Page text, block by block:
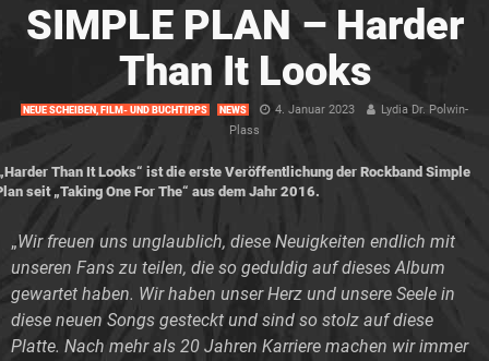
SIMPLE PLAN – Harder
Than It Looks
NEUE SCHEIBEN, FILM- UND BUCHTIPPS NEWS 4. Januar 2023
Lydia Dr. Polwin-
Plass
Than It Looks“ ist die erste Veröffentlichung der Rockband Simple
seit „Taking One For The“ aus dem Jahr 2016.
„Wir freuen uns unglaublich, diese Neuigkeiten endlich mit
unseren Fans zu teilen, die so geduldig auf dieses Album
gewartet haben. Wir haben unser Herz und unsere Seele in
diese neuen Songs gesteckt und sind so stolz auf diese
Platte. Nach mehr als 20 Jahren Karriere machen wir immer